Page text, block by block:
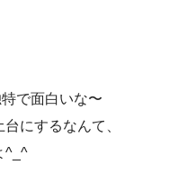
で面白いな〜
にするなんて、
^_^